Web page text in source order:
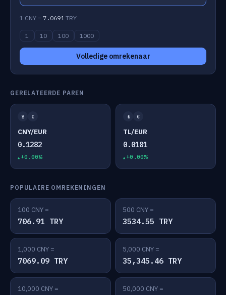
1 CNY = 7.0691 TRY
1 10 100 1000
Volledige omrekenaar
GERELATEERDE PAREN
¥ €
CNY/EUR
0.1282
+0.00%
₺ €
TL/EUR
0.0181
+0.00%
POPULAIRE OMREKENINGEN
100 CNY =
706.91 TRY
500 CNY =
3534.55 TRY
1,000 CNY =
7069.09 TRY
5,000 CNY =
35,345.46 TRY
10,000 CNY = 50,000 CNY =